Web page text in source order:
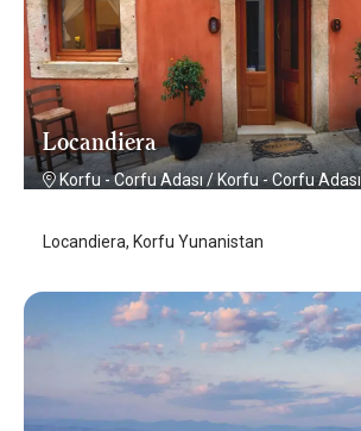
Locandiera
Korfu - Corfu Adası / Korfu - Corfu Adası
Locandiera, Korfu Yunanistan